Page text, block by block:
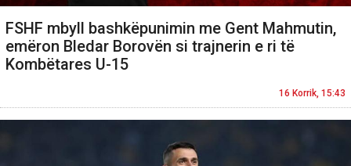
FSHF mbyll bashkëpunimin me Gent Mahmutin,
emëron Bledar Borovën si trajnerin e ri të
Kombëtares U-15
16 Korrik, 15:43